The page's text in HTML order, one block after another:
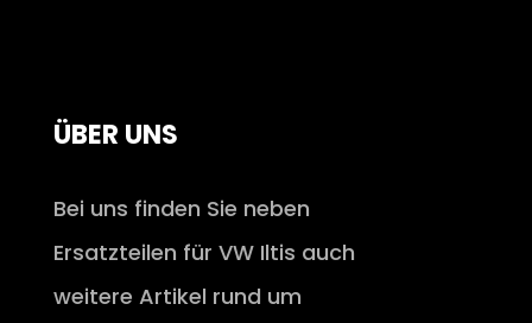
ÜBER UNS
Bei uns finden Sie neben
Ersatzteilen für VW Iltis auch
weitere Artikel rund um